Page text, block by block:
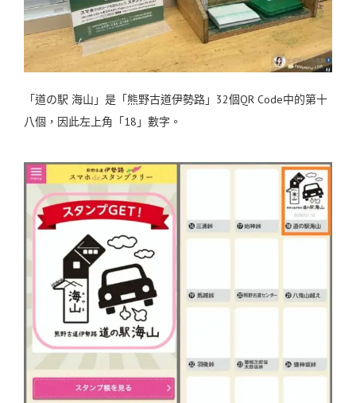
「道の駅 海山」是「熊野古道伊勢路」32個QR Code中的第十
八個，因此左上角「18」數字。